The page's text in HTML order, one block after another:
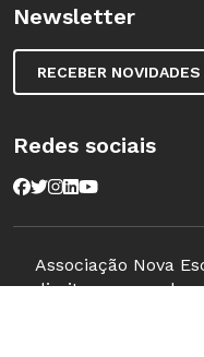
Newsletter
RECEBER NOVIDADES
Redes sociais
Associação Nova
direitos reservados.